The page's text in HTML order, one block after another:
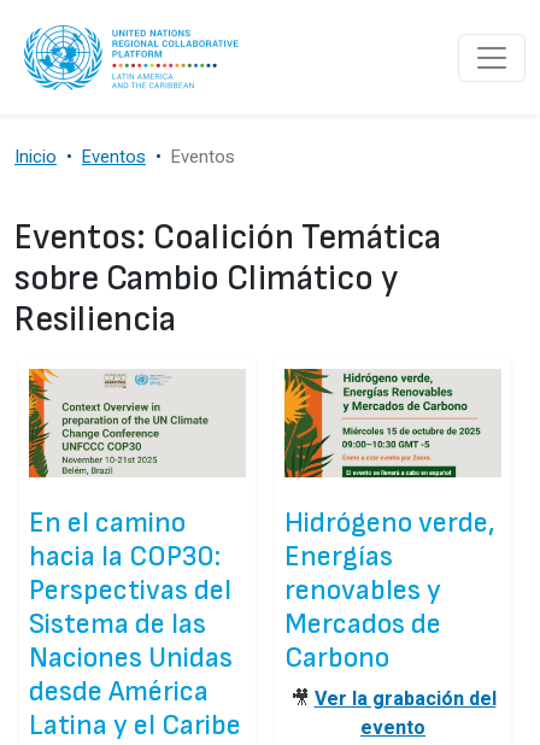
Inicio Eventos Eventos
Eventos: Coalición Temática
sobre Cambio Climático y
Resiliencia
En el camino
hacia la COP30:
Perspectivas del
Sistema de las
Naciones Unidas
desde América
Latina y el Caribe
Hidrógeno verde,
Energías
renovables y
Mercados de
Carbono
🎥Ver la grabación del
evento